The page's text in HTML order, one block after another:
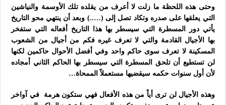
وحتى هذه اللحظة ما زلت لا أعرف من يقلده تلك الأوسمة والنياشين
التي يعلقها على صدره وتكاد تصل إلى (…..) وبعد أن ينتهي محو التاريخ
يأتي دور المسطرة التي سيسطر بها هذا التاريخ أفعاله التي ستفخر
بها
الأجيال القادمة والتي لا تعرف غيره فكم من أجيال من الشعوب
المسكينة لا تعرف سوى حاكم واحد وفي أفضل الأحوال حاكمين لكنها
لن تستطيع أن تلحق المسطرة التي سيسطر بها الحاكم الثاني أمجاده
لأن أول سنوات حكمه سيقضيها مستعملاً الممحاة…
وهذه الأجيال لن ترى أياً من هذه الأفعال فهي ستكون هرمة في آواخر